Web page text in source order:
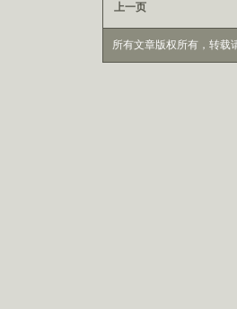
上一页
所有文章版权所有，转载